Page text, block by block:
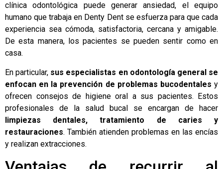
clínica odontológica puede generar ansiedad, el equipo
humano que trabaja en Denty Dent se esfuerza para que cada
experiencia sea cómoda, satisfactoria, cercana y amigable.
De esta manera, los pacientes se pueden sentir como en
casa.
En particular, sus especialistas en odontología general se
enfocan en la prevención de problemas bucodentales y
ofrecen consejos de higiene oral a sus pacientes. Estos
profesionales de la salud bucal se encargan de hacer
limpiezas dentales, tratamiento de caries y
restauraciones. También atienden problemas en las encías
y realizan extracciones.